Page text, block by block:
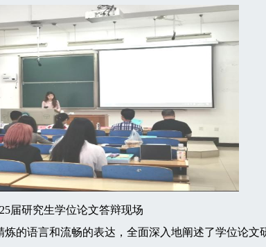
届研究生学位论文答辩现场
语言和流畅的表达，全面深入地阐述了学位论文